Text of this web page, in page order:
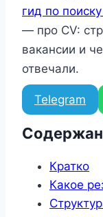
гид по
— про CV:
вакансии и
отвечали.
Telegram
Кратко
Какое